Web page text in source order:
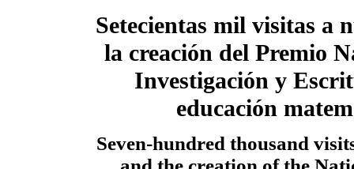
Setecientas mil visitas a
la creación del Premio
Investigación y
educación
Seven-hundred thousand